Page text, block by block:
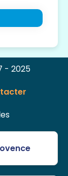
- 2025